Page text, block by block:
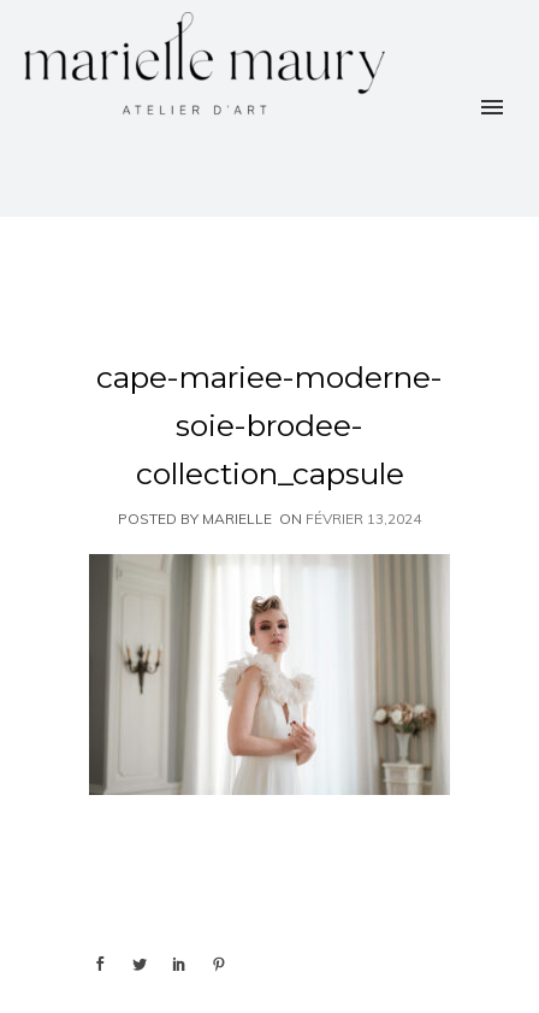
cape-mariee-moderne-
soie-brodee-
collection_capsule
POSTED BY MARIELLE ON FÉVRIER 13,2024